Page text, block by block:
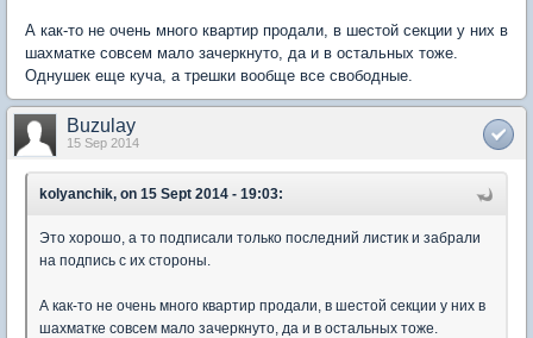
А как-то не очень много квартир продали, в шестой секции у них в
шахматке совсем мало зачеркнуто, да и в остальных тоже.
Однушек еще куча, а трешки вообще все свободные.
Buzulay
15 Sep 2014
kolyanchik, on 15 Sept 2014 - 19:03:
Это хорошо, а то подписали только последний листик и забрали
на подпись с их стороны.
А как-то не очень много квартир продали, в шестой секции у них в
шахматке совсем мало зачеркнуто, да и в остальных тоже.